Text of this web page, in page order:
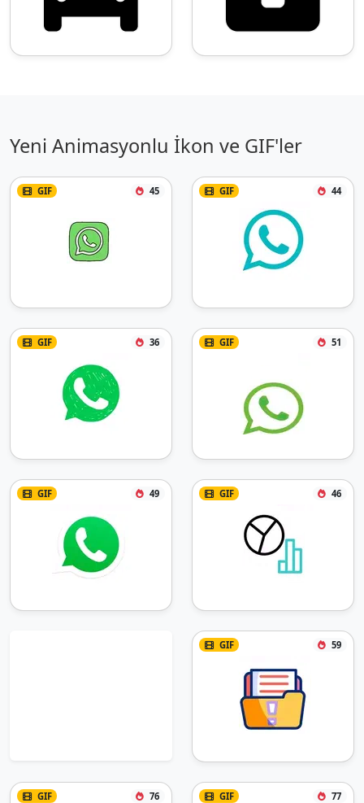
Yeni Animasyonlu İkon ve GIF'ler
GIF 45 GIF 44
GIF 36 GIF 51
GIF 49 GIF 46
GIF 59
GIF 76 GIF 77